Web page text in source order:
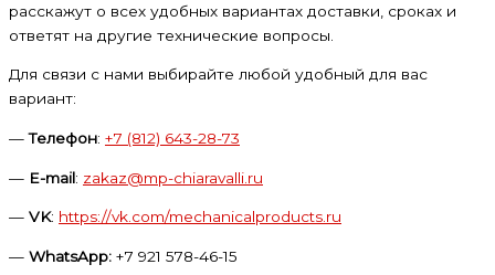
расскажут о всех удобных вариантах доставки, сроках и
ответят на другие технические вопросы.
Для связи с нами выбирайте любой удобный для вас
вариант:
—Телефон: +7 (812) 643-28-73
— E-mail: zakaz@mp-chiaravalli.ru
— VK: https://vk.com/mechanicalproducts.ru
— WhatsApp: +7 921 578-46-15